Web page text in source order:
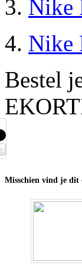
3. Nike
4. Nike
Bestel
Misschien vind je dit